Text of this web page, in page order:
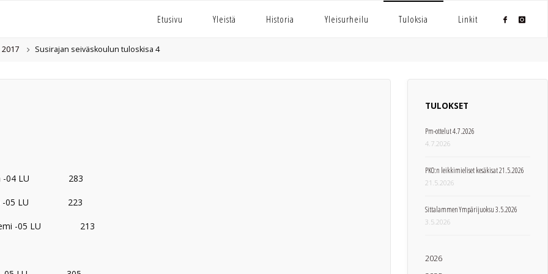
Etusivu Yleistä Historia Yleisurheilu Tuloksia Linkit
2017 Susirajan seiväskoulun tuloskisa 4
-04 LU 283
-05 LU 223
-05 LU 213
TULOKSET
Pm-ottelut 4.7.2026
4.7.2026
PKO:n leikkimieliset kesäkisat 21.5.2026
21.5.2026
Sittalammen Ympärijuoksu 3.5.2026
3.5.2026
2026